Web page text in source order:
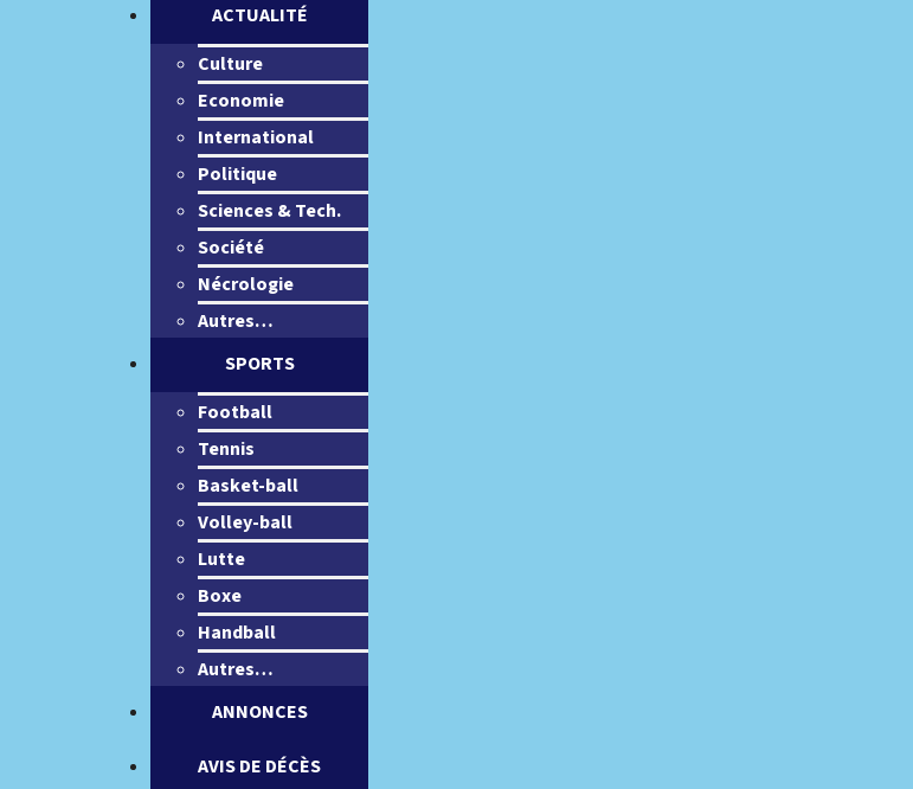
ACTUALITÉ
Culture
Economie
International
Politique
Sciences & Tech.
Société
Nécrologie
Autres…
SPORTS
Football
Tennis
Basket-ball
Volley-ball
Lutte
Boxe
Handball
Autres…
ANNONCES
AVIS DE DÉCÈS